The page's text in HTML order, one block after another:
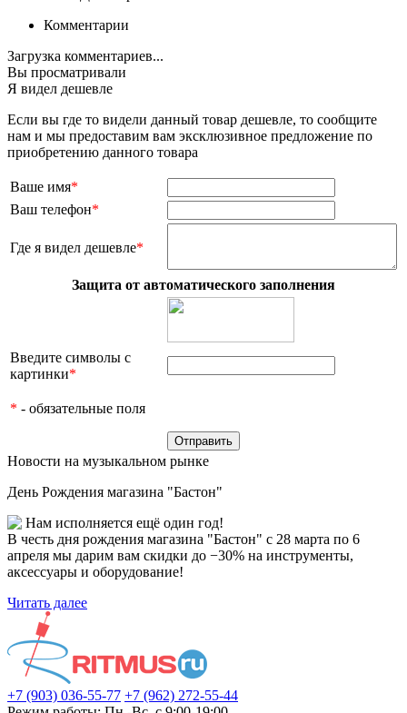
Комментарии
Загрузка комментариев...
Вы просматривали
Я видел дешевле
Если вы где то видели данный товар дешевле, то сообщите
нам и мы предоставим вам эксклюзивное предложение по
приобретению данного товара
Ваше имя*
Ваш телефон*
Где я видел дешевле*
Защита от автоматического заполнения
Введите символы с
картинки*
* - обязательные поля
Новости на музыкальном рынке
День Рождения магазина "Бастон"
Нам исполняется ещё один год!
В честь дня рождения магазина "Бастон" с 28 марта по 6
апреля мы дарим вам скидки до −30% на инструменты,
аксессуары и оборудование!
Читать далее
+7 (903) 036-55-77 +7 (962) 272-55-44